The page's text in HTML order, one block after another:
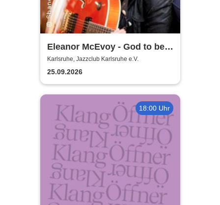
Eleanor McEvoy - God to be
here 2026
Karlsruhe, Jazzclub Karlsruhe e.V.
25.09.2026
18:00 Uhr